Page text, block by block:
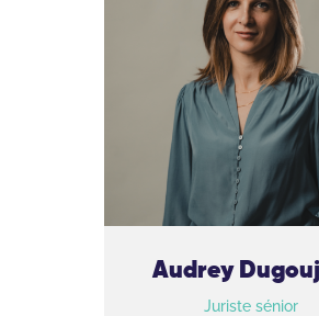
Audrey
Juriste sénior